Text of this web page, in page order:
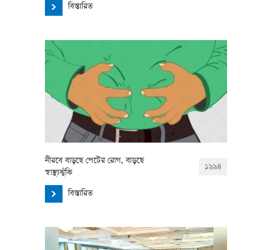
বিস্তারিত
নীরবে বাড়ছে পেটের রোগ, বাড়ছে
স্বাস্থ্যঝুঁকি
১৯৯৪
বিস্তারিত